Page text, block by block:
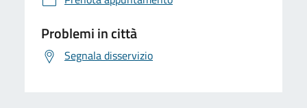
Problemi in città
Segnala disservizio